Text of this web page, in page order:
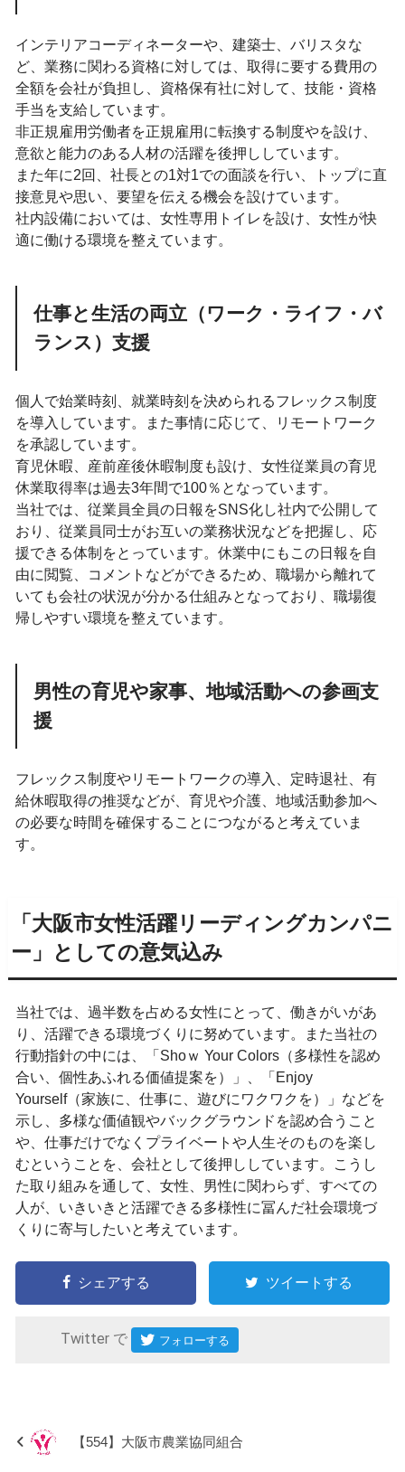
インテリアコーディネーターや、建築士、バリスタな
ど、業務に関わる資格に対しては、取得に要する費用の
全額を会社が負担し、資格保有社に対して、技能・資格
手当を支給しています。
非正規雇用労働者を正規雇用に転換する制度やを設け、
意欲と能力のある人材の活躍を後押ししています。
また年に2回、社長との1対1での面談を行い、トップに直
接意見や思い、要望を伝える機会を設けています。
社内設備においては、女性専用トイレを設け、女性が快
適に働ける環境を整えています。
仕事と生活の両立（ワーク・ライフ・バ
ランス）支援
個人で始業時刻、就業時刻を決められるフレックス制度
を導入しています。また事情に応じて、リモートワーク
を承認しています。
育児休暇、産前産後休暇制度も設け、女性従業員の育児
休業取得率は過去3年間で100％となっています。
当社では、従業員全員の日報をSNS化し社内で公開して
おり、従業員同士がお互いの業務状況などを把握し、応
援できる体制をとっています。休業中にもこの日報を自
由に閲覧、コメントなどができるため、職場から離れて
いても会社の状況が分かる仕組みとなっており、職場復
帰しやすい環境を整えています。
男性の育児や家事、地域活動への参画支
援
フレックス制度やリモートワークの導入、定時退社、有
給休暇取得の推奨などが、育児や介護、地域活動参加へ
の必要な時間を確保することにつながると考えていま
す。
「大阪市女性活躍リーディングカンパニ
ー」としての意気込み
当社では、過半数を占める女性にとって、働きがいがあ
り、活躍できる環境づくりに努めています。また当社の
行動指針の中には、「Shoｗ Your Colors（多様性を認め
合い、個性あふれる価値提案を）」、「Enjoy
Yourself（家族に、仕事に、遊びにワクワクを）」などを
示し、多様な価値観やバックグラウンドを認め合うこと
や、仕事だけでなくプライベートや人生そのものを楽し
むということを、会社として後押ししています。こうし
た取り組みを通して、女性、男性に関わらず、すべての
人が、いきいきと活躍できる多様性に冨んだ社会環境づ
くりに寄与したいと考えています。
シェアする ツイートする
Twitter で
【554】大阪市農業協同組合